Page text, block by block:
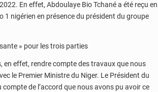
En effet, Abdoulaye Bio Tchané a été reçu en
1 nigérien en présence du président du groupe
» pour les trois parties
en effet, rendre compte des travaux que nous
le Premier Ministre du Niger. Le Président du
de l’accord que nous avons pu avoir ce